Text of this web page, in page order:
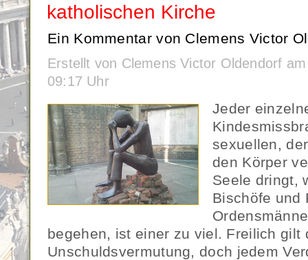
katholischen Kirche
Ein Kommentar von Clemens Victor
Erstellt von Clemens Victor Oldendorf
09:17 Uhr
Jeder
sexuellen,
den Körper
Seele dringt,
Bischöfe und
begehen, ist einer zu viel. Freilich gilt
Unschuldsvermutung, doch jedem